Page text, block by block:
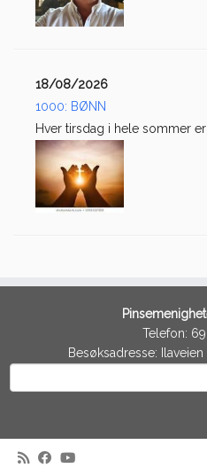
18/08/2026
1000: BØNN
Hver tirsdag i hele sommer er
Telefon: 69
Besøksadresse:
etter: